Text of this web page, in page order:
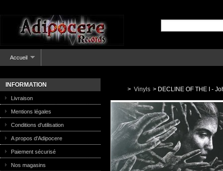
Accueil
INFORMATION
Livraison
Mentions légales
Conditions d'utilisation
A propos d'Adipocere
Paiement sécurisé
Nos magasins
> Vinyls > DECLINE OF THE I -